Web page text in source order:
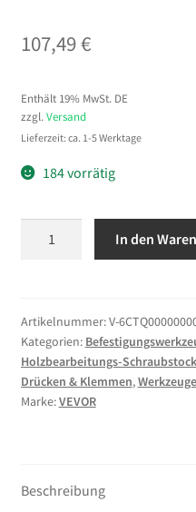
107,49€
Enthält 19% MwSt. DE
zzgl. Versand
Lieferzeit: ca. 1-5 Werktage
184 vorrätig
Präzisions-
Spannschraubstock,
Schraubstock
Maschinenschraubstock
Präzisions-
1-
In den
Artikelnummer:V-
Kategorien:
Holzbearbeitungs-Schraubstock
Drücken & Klemmen,Werkzeuge
Marke:VEVOR
Beschreibung